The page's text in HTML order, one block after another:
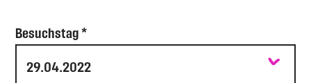
Besuchstag *